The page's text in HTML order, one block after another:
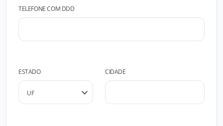
TELEFONE COM DDD
ESTADO CIDADE